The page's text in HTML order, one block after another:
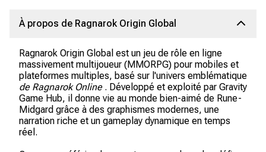
À propos de Ragnarok Origin Global
Ragnarok Origin Global est un jeu de rôle en ligne
massivement multijoueur (MMORPG) pour mobiles et
plateformes multiples, basé sur l'univers emblématique
de Ragnarok Online. Développé et exploité par Gravity
Game Hub, il donne vie au monde bien-aimé de Rune-
Midgard grâce à des graphismes modernes, une
narration riche et un gameplay dynamique en temps
réel.